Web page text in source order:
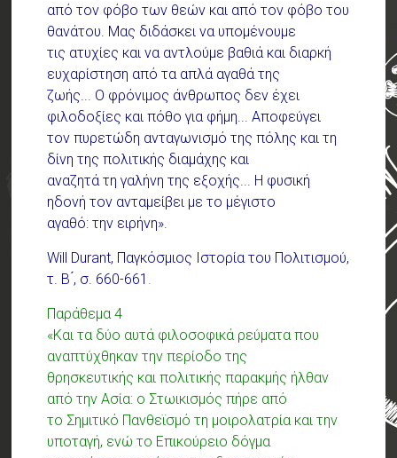
από τον φόβο των θεών και από τον φόβο του
θανάτου. Μας διδάσκει να υπομένουμε
τις ατυχίες και να αντλούμε βαθιά και διαρκή
ευχαρίστηση από τα απλά αγαθά της
ζωής... Ο φρόνιμος άνθρωπος δεν έχει
φιλοδοξίες και πόθο για φήμη... Αποφεύγει
τον πυρετώδη ανταγωνισμό της πόλης και τη
δίνη της πολιτικής διαμάχης και
αναζητά τη γαλήνη της εξοχής... Η φυσική
ηδονή τον ανταμείβει με το μέγιστο
αγαθό: την ειρήνη».
Will Durant, Παγκόσμιος Ιστορία του Πολιτισμού,
τ. Β ́, σ. 660-661
Παράθεμα 4
«Και τα δύο αυτά φιλοσοφικά ρεύματα που
αναπτύχθηκαν την περίοδο της
θρησκευτικής και πολιτικής παρακμής ήλθαν
από την Ασία: ο Στωικισμός πήρε από
το Σημιτικό Πανθεϊσμό τη μοιρολατρία και την
υποταγή, ενώ το Επικούρειο δόγμα